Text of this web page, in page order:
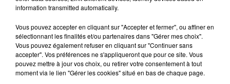
rouleurs" : le délai pour la...
8 août 2026
Royan : elle tente d’écraser son
ex-conjoint et dit regretter...
information transmitted automatically.
Vous pouvez accepter en cliquant sur "Accepter et fermer", ou affiner en
sélectionnant les finalités et/ou partenaires dans "Gérer mes choix".
Vous pouvez également refuser en cliquant sur "Continuer sans
accepter". Vos préférences ne s'appliqueront que pour ce site. Vous
pouvez mettre à jour vos choix, ou retirer votre consentement à tout
moment via le lien "Gérer les cookies" situé en bas de chaque page.